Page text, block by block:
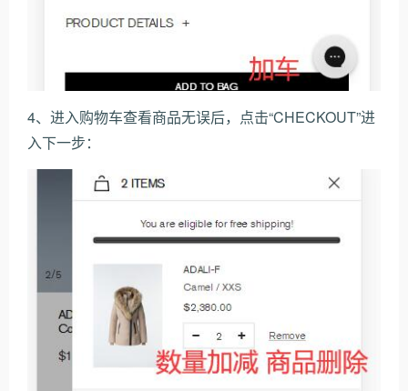
4、进入购物车查看商品无误后，点击“CHECKOUT”进
入下一步：